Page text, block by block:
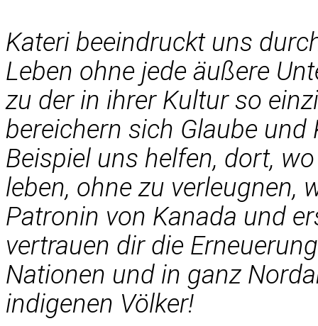
Kateri beeindruckt uns
Leben ohne jede äußere
zu der in ihrer Kultur so
bereichern sich Glaube
Beispiel uns helfen, dort,
leben, ohne zu verleugnen,
Patronin von Kanada und
vertrauen dir die
Nationen und in ganz
indigenen Völker!